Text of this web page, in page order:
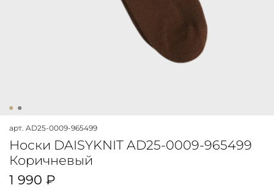
арт. AD25-0009-965499
Носки DAISYKNIT AD25-0009-965499
Коричневый
1 990 ₽